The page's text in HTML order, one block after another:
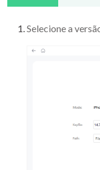
Selecione a